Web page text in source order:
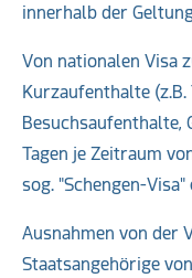
innerhalb der
Von nationalen Visa
Kurzaufenthalte
Besuchsaufenthalte,
Tagen je Zeitraum
sog. "Schengen-
Ausnahmen von der
Staatsangehörige von